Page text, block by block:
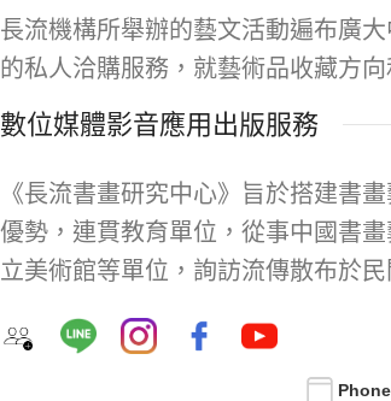
長流機構所舉辦的藝文活動遍布廣
的私人洽購服務，就藝術品收藏方
數位媒體影音應用出版服務
《長流書畫研究中心》旨於搭建書
優勢，連貫教育單位，從事中國書
立美術館等單位，詢訪流傳散布於